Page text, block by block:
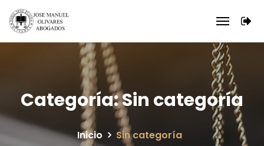
Categoría:Sin categoría
Inicio Sin categoría